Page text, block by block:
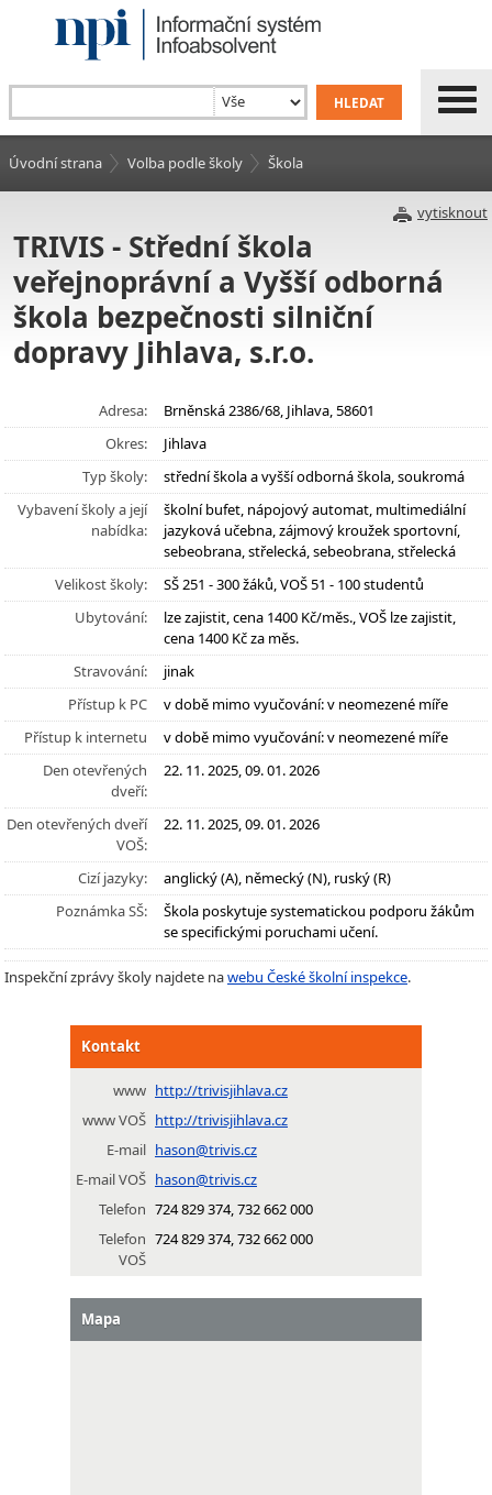
Úvodní strana Volba podle školy Škola
vytisknout
TRIVIS - Střední škola
veřejnoprávní a Vyšší odborná
škola bezpečnosti silniční
dopravy Jihlava, s.r.o.
Adresa:
Brněnská 2386/68, Jihlava, 58601
Okres:
Jihlava
Typ školy:
střední škola a vyšší odborná škola, soukromá
Vybavení školy a její
nabídka:
školní bufet, nápojový automat, multimediální
jazyková učebna, zájmový kroužek sportovní,
sebeobrana, střelecká, sebeobrana, střelecká
Velikost školy:
SŠ 251 - 300 žáků, VOŠ 51 - 100 studentů
Ubytování:
lze zajistit, cena 1400 Kč/měs., VOŠ lze zajistit,
cena 1400 Kč za měs.
Stravování:
jinak
Přístup k PC
v době mimo vyučování: v neomezené míře
Přístup k internetu
v době mimo vyučování: v neomezené míře
Den otevřených
dveří:
22. 11. 2025, 09. 01. 2026
Den otevřených dveří
VOŠ:
22. 11. 2025, 09. 01. 2026
Cizí jazyky:
anglický (A), německý (N), ruský (R)
Poznámka SŠ:
Škola poskytuje systematickou podporu žákům
se specifickými poruchami učení.
Inspekční zprávy školy najdete nawebu České školní inspekce.
Kontakt
www http://trivisjihlava.cz
www VOŠ http://trivisjihlava.cz
E-mail hason@trivis.cz
E-mail VOŠ hason@trivis.cz
Telefon 724 829 374, 732 662 000
Telefon
VOŠ
724 829 374, 732 662 000
Mapa